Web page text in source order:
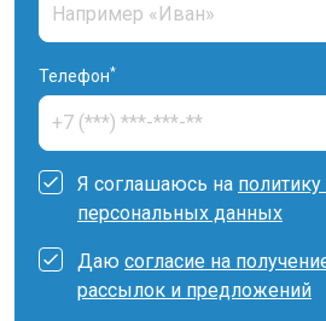
Телефон*
Я соглашаюсь на
персональных данных
Даю согласие на
рассылок и предложений